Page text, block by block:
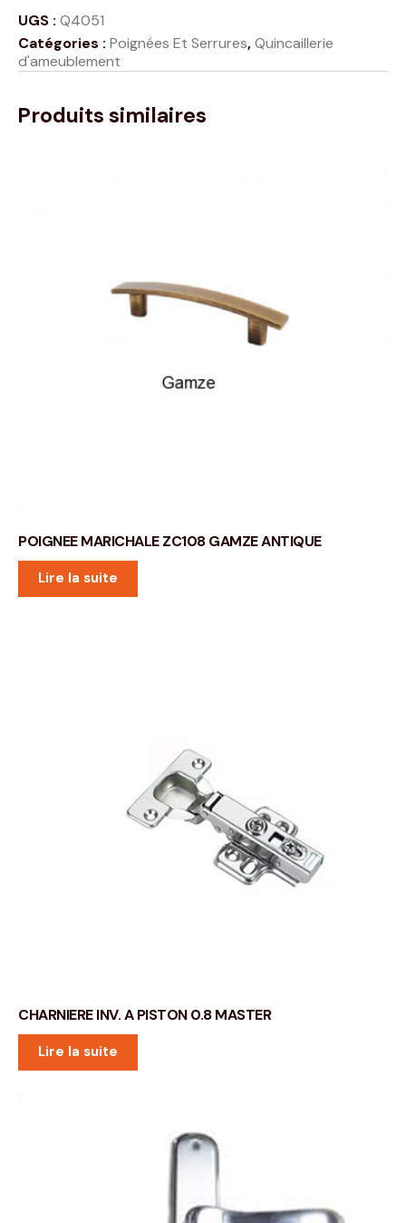
UGS : Q4051
Catégories : Poignées Et Serrures,Quincaillerie
d'ameublement
Produits similaires
POIGNEE MARICHALE ZC108 GAMZE ANTIQUE
Lire la suite
CHARNIERE INV. A PISTON 0.8 MASTER
Lire la suite